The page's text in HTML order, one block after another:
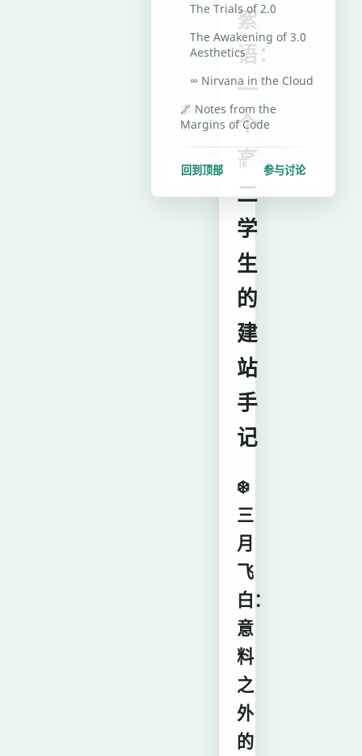
絮
语：
一
个
高
二
学
生
的
建
站
手
记
❄️
三
月
飞
白：
意
料
之
外
的
The Trials of 2.0
The Awakening of 3.0
Aesthetics
∞ Nirvana in the Cloud
🌌 Notes from the
Margins of Code
回到顶部 参与讨论